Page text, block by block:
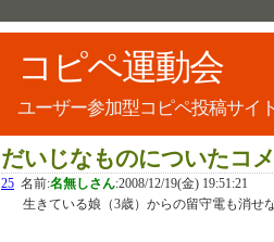
コピペ運動会
ユーザー参加型コピペ投稿サイト
だいじなものについたコ
25 名前:名無しさん:2008/12/19(金) 19:51:21
生きている娘（3歳）からの留守電も消せ